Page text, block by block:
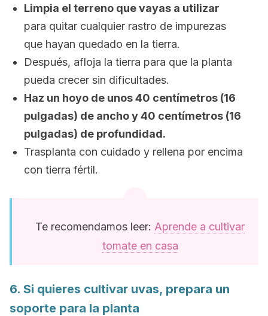
Limpia el terreno que vayas a utilizar
para quitar cualquier rastro de impurezas
que hayan quedado en la tierra.
Después, afloja la tierra para que la planta
pueda crecer sin dificultades.
Haz un hoyo de unos 40 centímetros (16
pulgadas) de ancho y 40 centímetros (16
pulgadas) de profundidad.
Trasplanta con cuidado y rellena por encima
con tierra fértil.
Te recomendamos leer: Aprende a cultivar
tomate en casa
6. Si quieres cultivar uvas, prepara un
soporte para la planta